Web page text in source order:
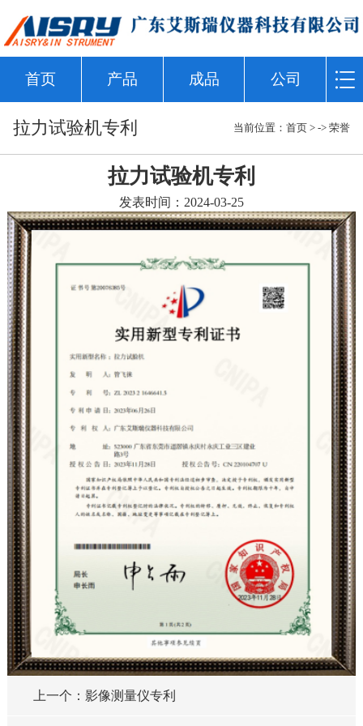
首页 产品 成品 公司
拉力试验机专利 当前位置： 首页 > -> 荣誉
拉力试验机专利
发表时间：2024-03-25
上一个：影像测量仪专利